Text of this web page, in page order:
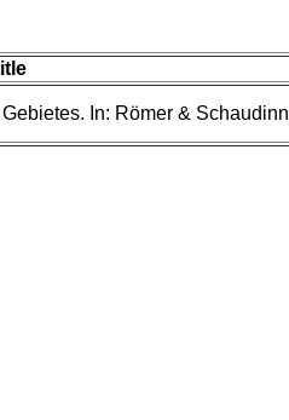
In: Römer & Schaudinn